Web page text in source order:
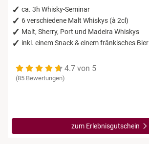
ca. 3h Whisky-Seminar
6 verschiedene Malt Whiskys (à 2cl)
Malt, Sherry, Port und Madeira Whiskys
inkl. einem Snack & einem fränkisches Bier
4.7 von 5
(85 Bewertungen)
zum Erlebnisgutschein